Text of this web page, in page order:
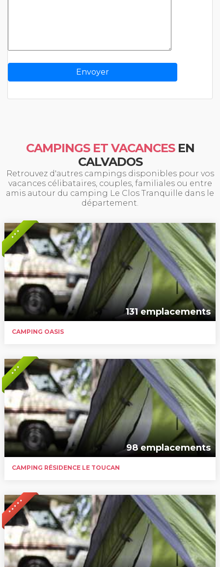
CAMPINGS ET VACANCESEN
CALVADOS
Retrouvez d'autres campings disponibles pour vos
vacances célibataires, couples, familiales ou entre
amis autour du camping Le Clos Tranquille dans le
département.
* * *
131 emplacements
CAMPING OASIS
* * *
98 emplacements
CAMPING RÉSIDENCE LE TOUCAN
* * * * *